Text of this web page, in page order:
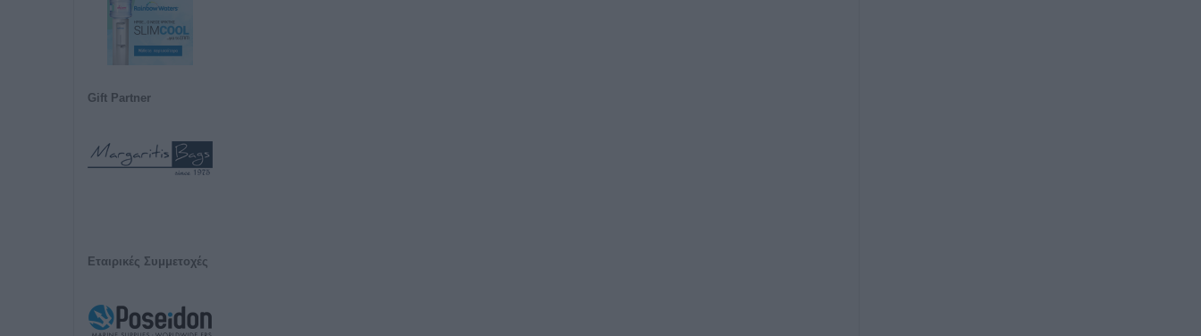
Gift Partner
Εταιρικές Συμμετοχές